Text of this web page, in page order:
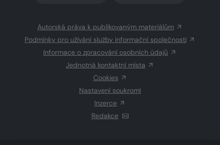
Autorská práva k publikovaným materiálům
Podmínky pro užívání služby informační společnosti
Informace o zpracování osobních údajů
Jednotná kontaktní místa
Cookies
Nastavení soukromí
Inzerce
Redakce